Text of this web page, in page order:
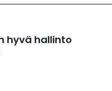
hyvä hallinto